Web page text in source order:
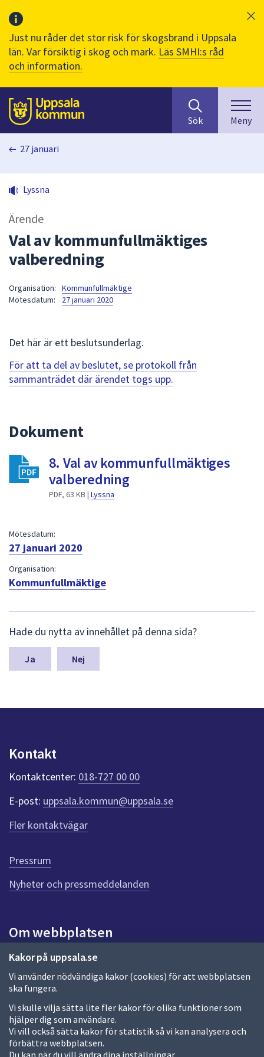
Just nu råder det stor risk för skogsbrand i Uppsala
län. Var försiktig i skog och mark. Läs SMHI:s råd
och information.
Till sidans
huvudinnehåll
efter
innehåll
på
sökfältet
kommer
för
att
navigera
för
Sök Meny
Kakor på uppsala.se
Vi använder nödvändiga kakor (cookies) för att webbplatsen
ska fungera.
Vi skulle vilja sätta lite fler kakor för olika funktioner som
hjälper dig som användare.
Vi vill också sätta kakor för statistik så vi kan analysera och
förbättra webbplatsen.
Du kan när du vill ändra dina inställningar.
27 januari
Lyssna
Ärende
Val av kommunfullmäktiges
valberedning
Organisation:
Kommunfullmäktige
Mötesdatum:
27 januari 2020
Det här är ett beslutsunderlag.
För att ta del av beslutet, se protokoll från
sammanträdet där ärendet togs upp.
Dokument
8. Val av kommunfullmäktiges
valberedning
PDF, 63 KB | Lyssna
Mötesdatum:
27 januari 2020
Organisation:
Kommunfullmäktige
ä
m
a
n
k
t
e
r
f
ö
r
e
n
n
a
d
a
Hade du nytta av innehållet på denna sida?
Nej
Kontakt
Kontaktcenter: 018-727 00 00
E-post: uppsala.kommun@uppsala.se
Fler kontaktvägar
Pressrum
Nyheter och pressmeddelanden
Om webbplatsen
Om webbplatsen
Allmänna handlingar och diarium
Behandling av personuppgifter
Kakor
Språk (other languages)